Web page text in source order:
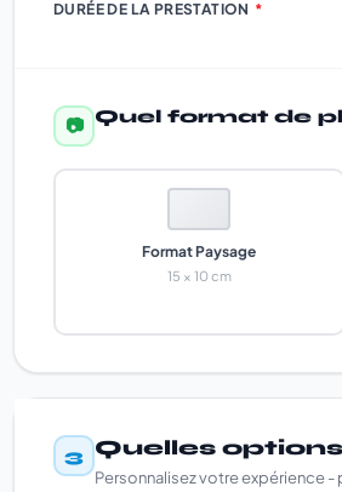
DURÉE DE LA PRESTATION *
📷 Quel format de
Format Paysage
15 × 10 cm
3 Quelles
Personnalisez votre expérience